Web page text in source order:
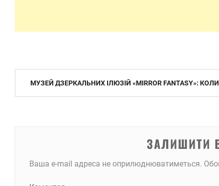
Навігація
МУЗЕЙ ДЗЕРКАЛЬНИХ ІЛЮЗІЙ «MIRROR FANTASY»:
ЗАЛИШИТИ
Ваша e-mail адреса не оприлюднюватиметься.